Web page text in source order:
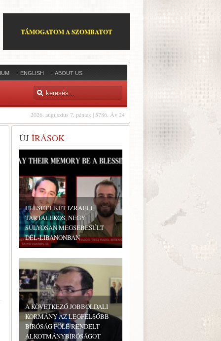
TÁMOGATOM A SZOMBATOT
ENGLISH ABOUT US
2026. augusztus 7, péntek | 5786. Áv 24
ÚJ ÍRÁSOK
ELESETT KÉT IZRAELI
TARTALÉKOS, NÉGY
SÚLYOSAN MEGSEBESÜLT
DÉL-LIBANONBAN
A KÖVETKEZŐ JOBBOLDALI
KORMÁNY AZ LEGFELSŐBB
BÍRÓSÁG FÖLÉ RENDELT
ALKOTMÁNYBÍRÓSÁGOT